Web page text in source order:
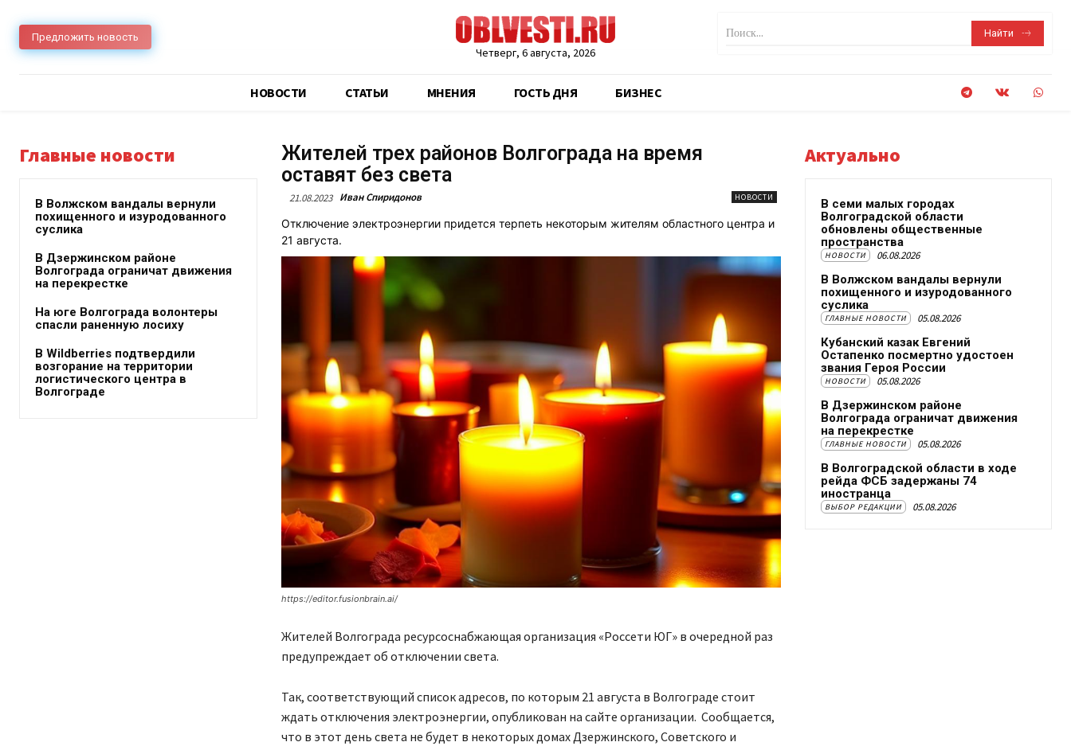
Предложить новость
Четверг, 6 августа, 2026
Поиск... Найти
НОВОСТИ CТАТЬИ МНЕНИЯ ГОСТЬ ДНЯ БИЗНЕС
Главные новости
В Волжском вандалы вернули
похищенного и изуродованного
суслика
В Дзержинском районе
Волгограда ограничат движения
на перекрестке
На юге Волгограда волонтеры
спасли раненную лосиху
В Wildberries подтвердили
возгорание на территории
логистического центра в
Волгограде
Жителей трех районов Волгограда на время
оставят без света
21.08.2023 Иван Спиридонов НОВОСТИ
Отключение электроэнергии придется терпеть некоторым жителям областного центра и
21 августа.
https://editor.fusionbrain.ai/
Жителей Волгограда ресурсоснабжающая организация «Россети ЮГ» в очередной раз
предупреждает об отключении света.
Так, соответствующий список адресов, по которым 21 августа в Волгограде стоит
ждать отключения электроэнергии, опубликован на сайте организации. Сообщается,
что в этот день света не будет в некоторых домах Дзержинского, Советского и
Актуально
В семи малых городах
Волгоградской области
обновлены общественные
пространства
НОВОСТИ 06.08.2026
В Волжском вандалы вернули
похищенного и изуродованного
суслика
ГЛАВНЫЕ НОВОСТИ 05.08.2026
Кубанский казак Евгений
Остапенко посмертно удостоен
звания Героя России
НОВОСТИ 05.08.2026
В Дзержинском районе
Волгограда ограничат движения
на перекрестке
ГЛАВНЫЕ НОВОСТИ 05.08.2026
В Волгоградской области в ходе
рейда ФСБ задержаны 74
иностранца
ВЫБОР РЕДАКЦИИ 05.08.2026